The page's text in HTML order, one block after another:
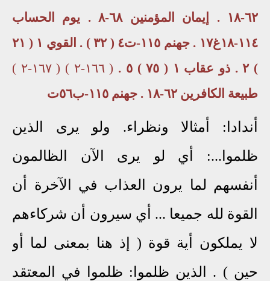
٦٢-١٨ . إيمان المؤمنين ٦٨-٨ . يوم الحساب
١١٤-١٨غ١٧ . جهنم ١١٥-ت٤ ( ٣٢ ) . القوي ١ ( ٢١
) ٢ . ذو عقاب ١ ( ٧٥ ) ٥ .
( ١٦٦-٢ ) ( ١٦٧-٢ )
طبيعة الكافرين ٦٢-١٨ . جهنم ١١٥-ب٥٦ت
أندادا: أمثالا ونظراء. ولو يرى الذين
ظلموا...: أي لو يرى الآن الظالمون
أنفسهم لما يرون العذاب في الآخرة أن
القوة لله جميعا ... أي سيرون أن شركاءهم
لا يملكون أية قوة ( إذ هنا بمعنى لما أو
حين ) . الذين ظلموا: ظلموا في المعتقد